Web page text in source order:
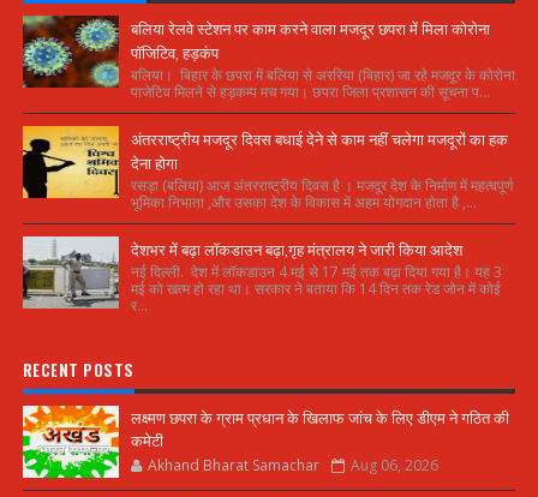
बलिया रेलवे स्टेशन पर काम करने वाला मजदूर छपरा में मिला कोरोना
पॉजिटिव, हड़कंप
बलिया। बिहार के छपरा में बलिया से अररिया (बिहार) जा रहे मजदूर के कोरोना
पाजेटिव मिलने से हड़कम्प मच गया। छपरा जिला प्रशासन की सूचना प...
अंतरराष्ट्रीय मजदूर दिवस बधाई देने से काम नहीं चलेगा मजदूरों का हक
देना होगा
रसड़ा (बलिया) आज अंतरराष्ट्रीय दिवस है । मजदूर देश के निर्माण में महत्वपूर्ण
भूमिका निभाता ,और उसका देश के विकास में अहम योगदान होता है ,...
देशभर में बढ़ा लॉकडाउन बढ़ा,गृह मंत्रालय ने जारी किया आदेश
नई दिल्ली. देश में लॉकडाउन 4 मई से 17 मई तक बढ़ा दिया गया है। यह 3
मई को खत्म हो रहा था। सरकार ने बताया कि 14 दिन तक रेड जोन में कोई
र...
RECENT POSTS
लक्ष्मण छपरा के ग्राम प्रधान के खिलाफ जांच के लिए डीएम ने गठित की
कमेटी
Akhand Bharat Samachar Aug 06, 2026